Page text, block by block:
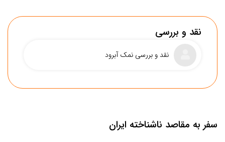
نقد و بررسی
نقد و بررسی نمک آبرود
سفر به مقاصد ناشناخته ایران